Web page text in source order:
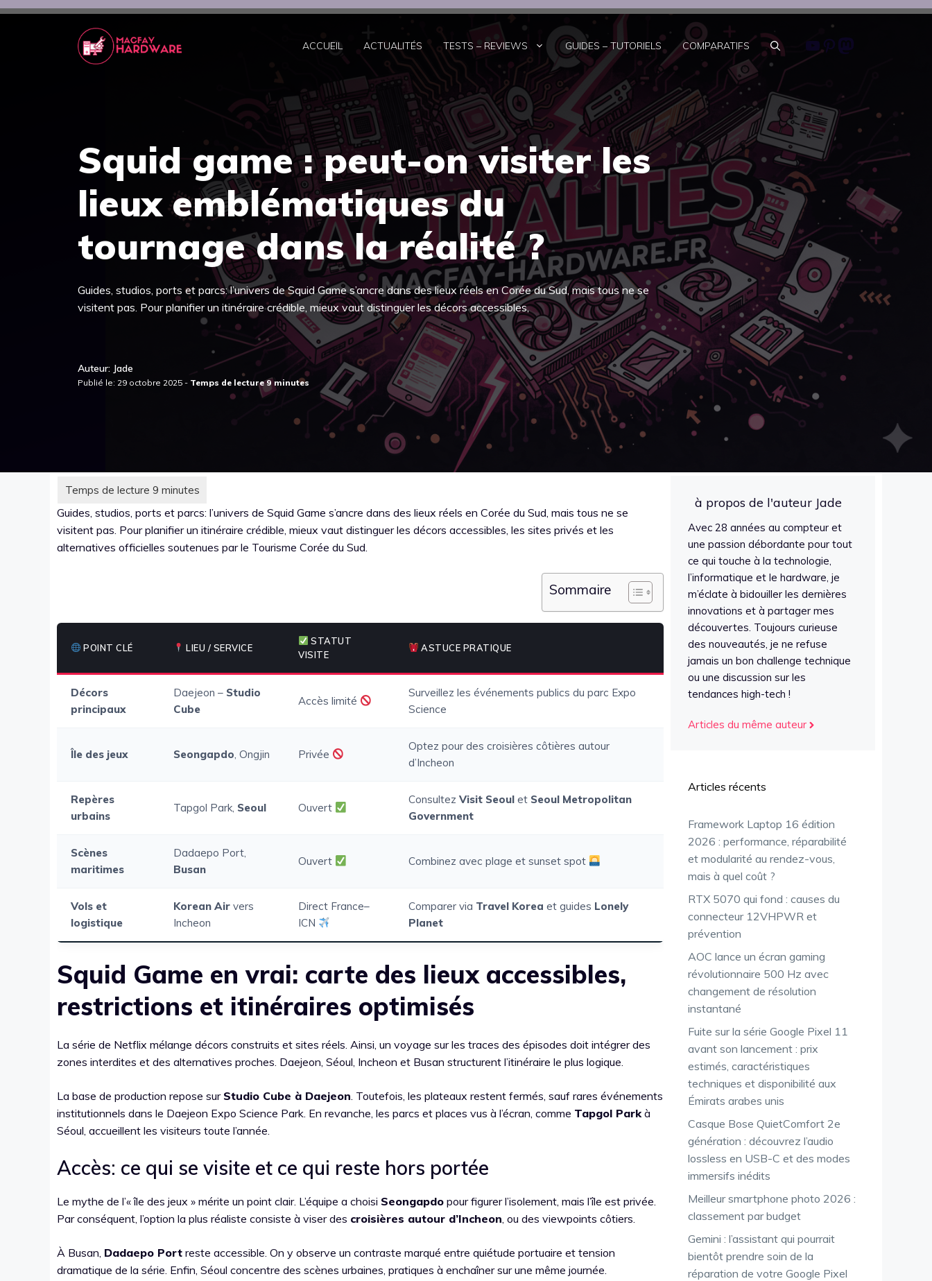
Aller
ACCUEIL ACTUALITÉS TESTS – REVIEWS GUIDES – TUTORIELS COMPARATIFS Youtube
Pinterest
Mastodon
Squid game : peut-on visiter les
lieux emblématiques du
tournage dans la réalité ?
Guides, studios, ports et parcs: l’univers de Squid Game s’ancre dans des lieux réels en Corée du Sud, mais tous ne se
visitent pas. Pour planifier un itinéraire crédible, mieux vaut distinguer les décors accessibles,
Auteur: Jade
Publié le: 29 octobre 2025 -
Guides, studios, ports et parcs: l’univers de Squid Game s’ancre dans des lieux réels en Corée du Sud, mais tous ne se
visitent pas. Pour planifier un itinéraire crédible, mieux vaut distinguer les décors accessibles, les sites privés et les
alternatives officielles soutenues par le Tourisme Corée du Sud.
Sommaire
POINT CLÉ LIEU / SERVICE
STATUT
VISITE
ASTUCE PRATIQUE
Décors
principaux
Daejeon – Studio
Cube
Accès limité
Surveillez les événements publics du parc Expo
Science
Île des jeux Seongapdo, Ongjin Privée
Optez pour des croisières côtières autour
d’Incheon
Repères
urbains
Tapgol Park, Seoul Ouvert
Consultez Visit Seoul et Seoul Metropolitan
Government
Scènes
maritimes
Dadaepo Port,
Busan
Ouvert Combinez avec plage et sunset spot
Vols et
logistique
Korean Air vers
Incheon
Direct France–
ICN
Comparer via Travel Korea et guides Lonely
Planet
Squid Game en vrai: carte des lieux accessibles,
restrictions et itinéraires optimisés
La série de Netflix mélange décors construits et sites réels. Ainsi, un voyage sur les traces des épisodes doit intégrer des
zones interdites et des alternatives proches. Daejeon, Séoul, Incheon et Busan structurent l’itinéraire le plus logique.
La base de production repose sur Studio Cube à Daejeon . Toutefois, les plateaux restent fermés, sauf rares événements
institutionnels dans le Daejeon Expo Science Park. En revanche, les parcs et places vus à l’écran, comme Tapgol Park à
Séoul, accueillent les visiteurs toute l’année.
Accès: ce qui se visite et ce qui reste hors portée
Le mythe de l’« île des jeux » mérite un point clair. L’équipe a choisi Seongapdo pour figurer l’isolement, mais l’île est privée.
Par conséquent, l’option la plus réaliste consiste à viser des croisières autour d’Incheon , ou des viewpoints côtiers.
À Busan, Dadaepo Port reste accessible. On y observe un contraste marqué entre quiétude portuaire et tension
dramatique de la série. Enfin, Séoul concentre des scènes urbaines, pratiques à enchaîner sur une même journée.
à propos de l'auteur Jade
Avec 28 années au compteur et
une passion débordante pour tout
ce qui touche à la technologie,
l’informatique et le hardware, je
m’éclate à bidouiller les dernières
innovations et à partager mes
découvertes. Toujours curieuse
des nouveautés, je ne refuse
jamais un bon challenge technique
ou une discussion sur les
tendances high-tech !
Articles du même auteur
Articles récents
Framework Laptop 16 édition
2026 : performance, réparabilité
et modularité au rendez-vous,
mais à quel coût ?
RTX 5070 qui fond : causes du
connecteur 12VHPWR et
prévention
AOC lance un écran gaming
révolutionnaire 500 Hz avec
changement de résolution
instantané
Fuite sur la série Google Pixel 11
avant son lancement : prix
estimés, caractéristiques
techniques et disponibilité aux
Émirats arabes unis
Casque Bose QuietComfort 2e
génération : découvrez l’audio
lossless en USB-C et des modes
immersifs inédits
Meilleur smartphone photo 2026 :
classement par budget
Gemini : l’assistant qui pourrait
bientôt prendre soin de la
réparation de votre Google Pixel